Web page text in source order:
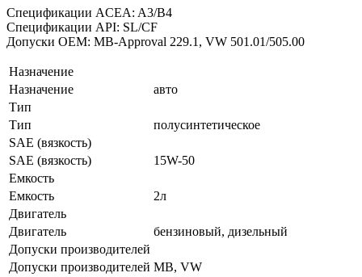
Спецификации ACEA: A3/B4
Спецификации API: SL/CF
Допуски ОЕМ: MB-Approval 229.1, VW 501.01/505.00
Назначение
Назначение
авто
Тип
Тип
полусинтетическое
SAE (вязкость)
SAE (вязкость)
15W-50
Емкость
Емкость
2л
Двигатель
Двигатель
бензиновый, дизельный
Допуски производителей
Допуски производителей MB, VW